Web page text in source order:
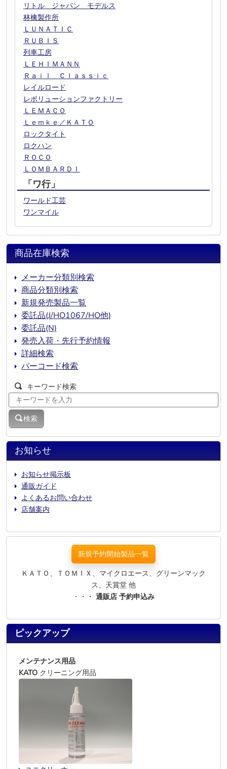
リトル ジャパン モデルス
林檎製作所
ＬＵＮＡＴＩＣ
ＲＵＢＩＳ
列車工房
ＬＥＨＩＭＡＮＮ
Ｒａｉｌ Ｃｌａｓｓｉｃ
レイルロード
レボリューションファクトリー
ＬＥＭＡＣＯ
Ｌｅｍｋｅ／ＫＡＴＯ
ロックタイト
ロクハン
ＲＯＣＯ
ＬＯＭＢＡＲＤＩ
「ワ行」
ワールド工芸
ワンマイル
お知らせ
お知らせ掲示板
通販ガイド
よくあるお問い合わせ
店舗案内
商品在庫検索
メーカー分類別検索
商品分類別検索
新規発売製品一覧
委託品(J/HO1067/HO他)
委託品(N)
発売入荷・先行予約情報
詳細検索
バーコード検索
キーワード検索
検索
新規予約開始製品一覧
ＫＡＴＯ、ＴＯＭＩＸ、マイクロエース、グリーンマック
ス、天賞堂 他
・・・ 通販店 予約申込み
ピックアップ
メンテナンス用品
KATO クリーニング用品